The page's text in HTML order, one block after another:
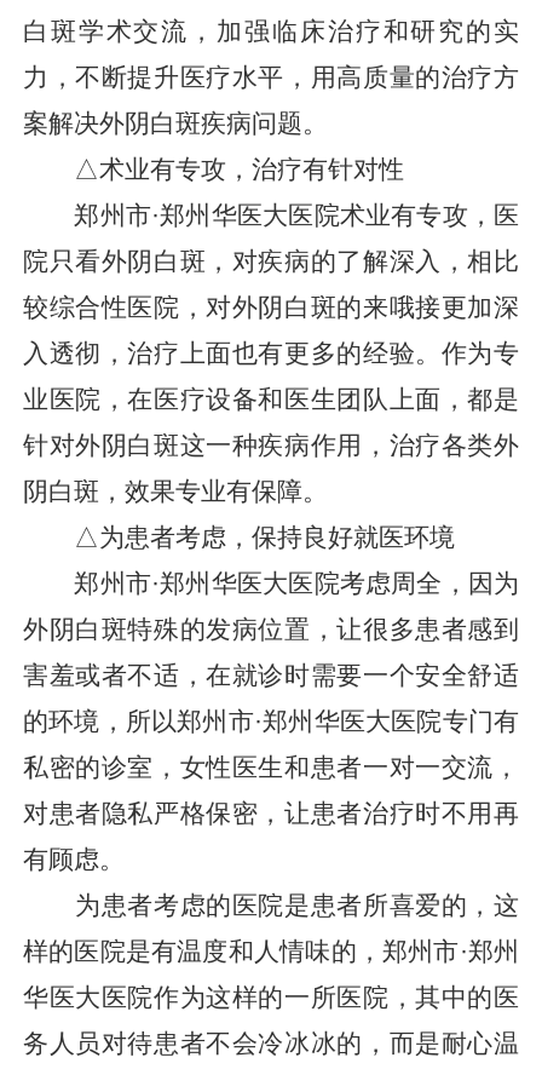
白斑学术交流，加强临床治疗和研究的实
力，不断提升医疗水平，用高质量的治疗方
案解决外阴白斑疾病问题。
△术业有专攻，治疗有针对性
郑州市·郑州华医大医院术业有专攻，医
院只看外阴白斑，对疾病的了解深入，相比
较综合性医院，对外阴白斑的来哦接更加深
入透彻，治疗上面也有更多的经验。作为专
业医院，在医疗设备和医生团队上面，都是
针对外阴白斑这一种疾病作用，治疗各类外
阴白斑，效果专业有保障。
△为患者考虑，保持良好就医环境
郑州市·郑州华医大医院考虑周全，因为
外阴白斑特殊的发病位置，让很多患者感到
害羞或者不适，在就诊时需要一个安全舒适
的环境，所以郑州市·郑州华医大医院专门有
私密的诊室，女性医生和患者一对一交流，
对患者隐私严格保密，让患者治疗时不用再
有顾虑。
为患者考虑的医院是患者所喜爱的，这
样的医院是有温度和人情味的，郑州市·郑州
华医大医院作为这样的一所医院，其中的医
务人员对待患者不会冷冰冰的，而是耐心温